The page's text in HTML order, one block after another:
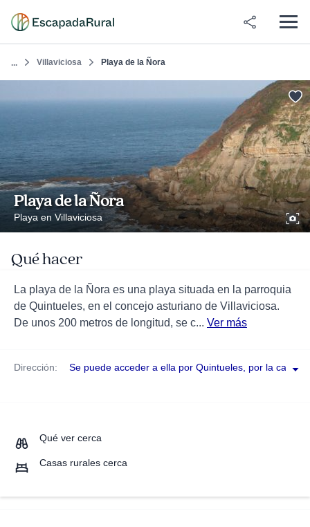
... Villaviciosa Playa de la Ñora
Playa de la Ñora
Playa en Villaviciosa
Qué hacer
La playa de la Ñora es una playa situada en la parroquia
de Quintueles, en el concejo asturiano de Villaviciosa.
De unos 200 metros de longitud, se c... Ver más
Dirección: Se puede acceder a ella por Quintueles, por la
Qué ver cerca
Casas rurales cerca